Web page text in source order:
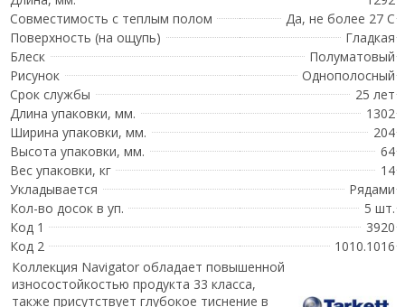
Совместимость с теплым полом
Да, не более 27 С
Поверхность (на ощупь)
Гладкая
Блеск
Полуматовый
Рисунок
Однополосный
Срок службы
25 лет
Длина упаковки, мм.
1302
Ширина упаковки, мм.
204
Высота упаковки, мм.
64
Вес упаковки, кг
14
Укладывается
Рядами
Кол-во досок в уп.
5 шт.
Код 1
3920
Код 2
1010.1016
Коллекция Navigator обладает повышенной
износостойкостью продукта 33 класса,
также присутствует глубокое тиснение в